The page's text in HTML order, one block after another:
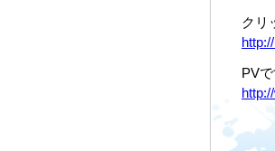
クリ
PVで